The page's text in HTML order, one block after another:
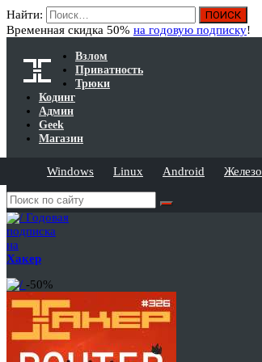
Найти:
Временная скидка 50% на годовую подписку!
Взлом
Приватность
Трюки
Кодинг
Админ
Geek
Магазин
Windows Linux Android Железо
Годовая
подписка
на
Хакер
-50%